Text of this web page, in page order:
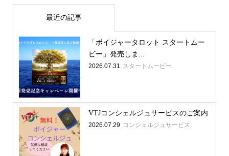
最近の記事
「ボイジャータロット スタートムー
ビー」発売しま...
2026.07.31 スタートムービー
VTJコンシェルジュサービスのご案内
2026.07.29 コンシェルジュサービス